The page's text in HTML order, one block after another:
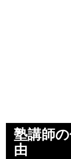
塾講師
由